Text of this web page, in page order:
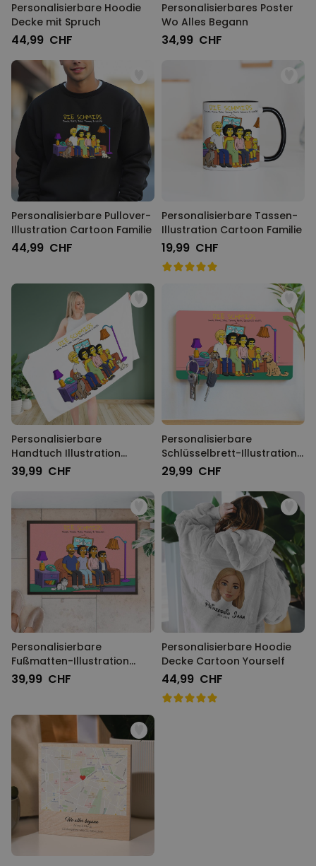
Personalisierbare Hoodie
Decke mit Spruch
44,99 CHF
Personalisierbares Poster
Wo Alles Begann
34,99 CHF
Personalisierbare Pullover-
Illustration Cartoon Familie
44,99 CHF
Personalisierbare Tassen-
Illustration Cartoon Familie
19,99 CHF
Personalisierbare
Handtuch Illustration
Cartoon Familie
39,99 CHF
Personalisierbare
Schlüsselbrett-Illustration
Cartoon Familie
29,99 CHF
Personalisierbare
Fußmatten-Illustration
Cartoon Familie
39,99 CHF
Personalisierbare Hoodie
Decke Cartoon Yourself
44,99 CHF